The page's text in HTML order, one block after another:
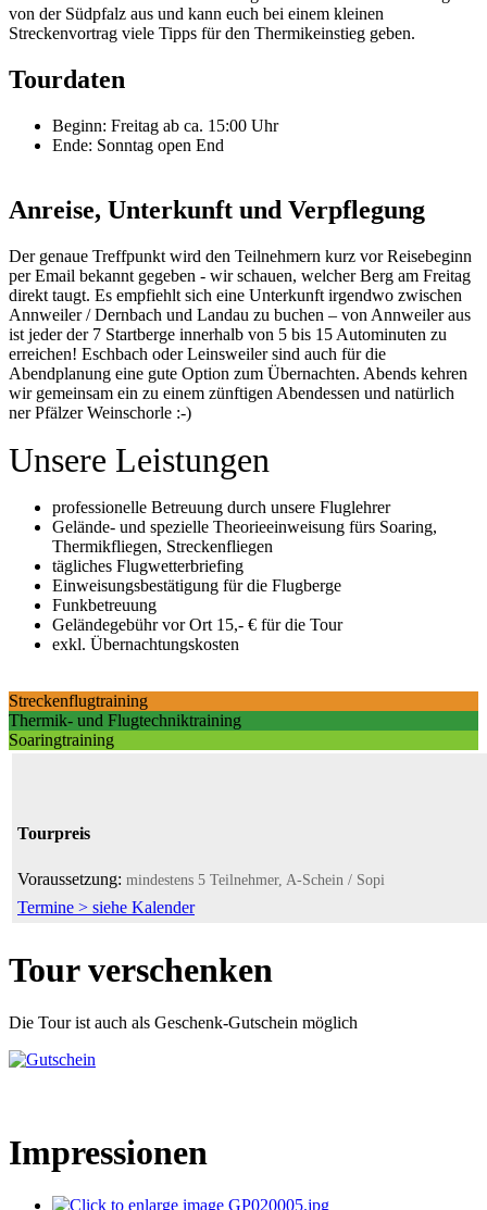
von der Südpfalz aus und kann euch bei einem kleinen
Streckenvortrag viele Tipps für den Thermikeinstieg geben.
Tourdaten
Beginn: Freitag ab ca. 15:00 Uhr
Ende: Sonntag open End
Anreise, Unterkunft und Verpflegung
Der genaue Treffpunkt wird den Teilnehmern kurz vor Reisebeginn
per Email bekannt gegeben - wir schauen, welcher Berg am Freitag
direkt taugt. Es empfiehlt sich eine Unterkunft irgendwo zwischen
Annweiler / Dernbach und Landau zu buchen – von Annweiler aus
ist jeder der 7 Startberge innerhalb von 5 bis 15 Autominuten zu
erreichen! Eschbach oder Leinsweiler sind auch für die
Abendplanung eine gute Option zum Übernachten. Abends kehren
wir gemeinsam ein zu einem zünftigen Abendessen und natürlich
ner Pfälzer Weinschorle :-)
Unsere Leistungen
professionelle Betreuung durch unsere Fluglehrer
Gelände- und spezielle Theorieeinweisung fürs Soaring,
Thermikfliegen, Streckenfliegen
tägliches Flugwetterbriefing
Einweisungsbestätigung für die Flugberge
Funkbetreuung
Geländegebühr vor Ort 15,- € für die Tour
exkl. Übernachtungskosten
Streckenflugtraining
Thermik- und Flugtechniktraining
Soaringtraining
Tourpreis
Voraussetzung: mindestens 5 Teilnehmer, A-Schein / Sopi
Termine > siehe Kalender
Tour verschenken
Die Tour ist auch als Geschenk-Gutschein möglich
Impressionen